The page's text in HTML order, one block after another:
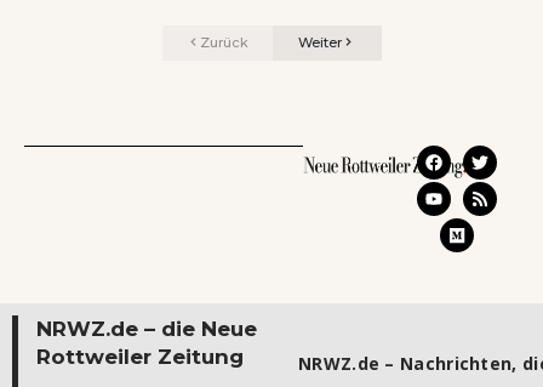
Zurück Weiter
NRWZ.de – die Neue
Rottweiler Zeitung
NRWZ.de – Nachrichten,